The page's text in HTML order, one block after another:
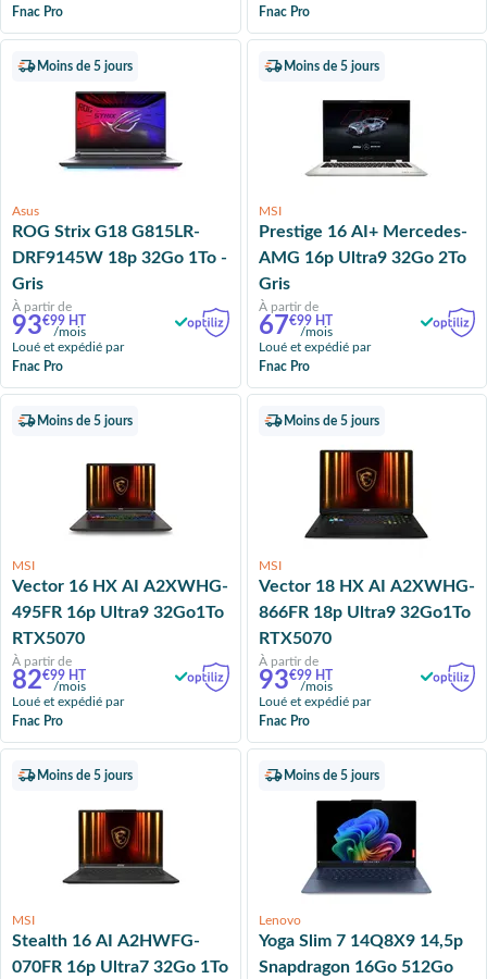
Fnac Pro
Fnac Pro
Moins de 5 jours
Asus
ROG Strix G18 G815LR-
DRF9145W 18p 32Go 1To -
Gris
À partir de
93€99 HT
/mois
Loué et expédié par
Fnac Pro
Moins de 5 jours
MSI
Prestige 16 AI+ Mercedes-
AMG 16p Ultra9 32Go 2To
Gris
À partir de
67€99 HT
/mois
Loué et expédié par
Fnac Pro
Moins de 5 jours
MSI
Vector 16 HX AI A2XWHG-
495FR 16p Ultra9 32Go1To
RTX5070
À partir de
82€99 HT
/mois
Loué et expédié par
Fnac Pro
Moins de 5 jours
MSI
Vector 18 HX AI A2XWHG-
866FR 18p Ultra9 32Go1To
RTX5070
À partir de
93€99 HT
/mois
Loué et expédié par
Fnac Pro
Moins de 5 jours
MSI
Stealth 16 AI A2HWFG-
070FR 16p Ultra7 32Go 1To
Moins de 5 jours
Lenovo
Yoga Slim 7 14Q8X9 14,5p
Snapdragon 16Go 512Go